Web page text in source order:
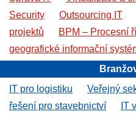
Security
Outsourcing IT
projektů
BPM – Procesní
geografické informační
IT pro logistiku
Veřejný
řešení pro stavebnictví
IT